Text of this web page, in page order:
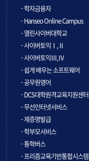
학자금융자
Hanseo Online Campus
열린사이버대학교
사이버토익Ⅰ,Ⅱ
사이버토익Ⅲ,Ⅳ
쉽게 배우는 소프트웨어
공무원영어
DCS대학원격교육지원센터
무선인터넷서비스
제증명발급
학부모서비스
통학버스
프리즘교육기반통합시스템